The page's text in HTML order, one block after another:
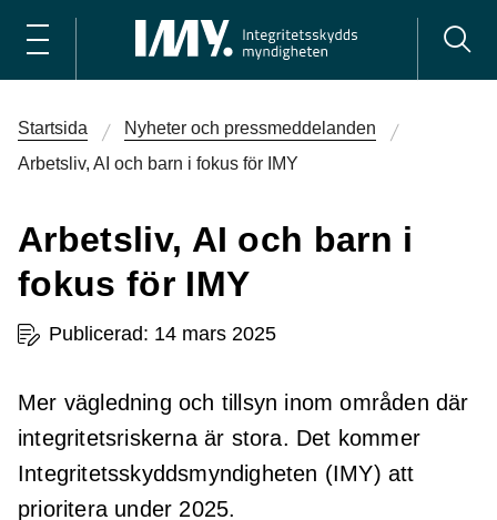
Startsida
Nyheter och pressmeddelanden
Arbetsliv, AI och barn i fokus för IMY
Arbetsliv, AI och barn i
fokus för IMY
Publicerad: 14 mars 2025
Mer vägledning och tillsyn inom områden där
integritetsriskerna är stora. Det kommer
Integritetsskyddsmyndigheten (IMY) att
prioritera under 2025.